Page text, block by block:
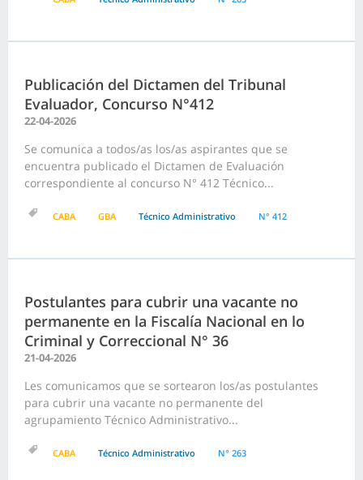
Publicación del Dictamen del Tribunal
Evaluador, Concurso N°412
22-04-2026
Se comunica a todos/as los/as aspirantes que se
encuentra publicado el Dictamen de Evaluación
correspondiente al concurso N° 412 Técnico...
CABA GBA Técnico Administrativo N° 412
Postulantes para cubrir una vacante no
permanente en la Fiscalía Nacional en lo
Criminal y Correccional N° 36
21-04-2026
Les comunicamos que se sortearon los/as postulantes
para cubrir una vacante no permanente del
agrupamiento Técnico Administrativo...
CABA Técnico Administrativo N° 263